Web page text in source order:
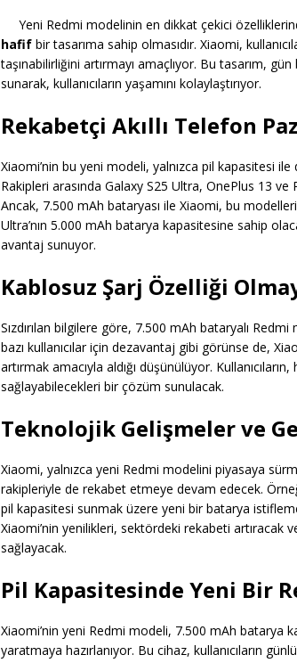
Yeni Redmi modelinin en dikkat çekici
hafif bir tasarıma sahip olmasıdır. Xiaomi,
taşınabilirliğini artırmayı amaçlıyor. Bu tasarım,
sunarak, kullanıcıların yaşamını kolaylaştırıyor.
Rekabetçi Akıllı Telefon
Xiaomi’nin bu yeni modeli, yalnızca pil kapasitesi
Rakipleri arasında Galaxy S25 Ultra, OnePlus 13
Ancak, 7.500 mAh bataryası ile Xiaomi, bu
Ultra’nın 5.000 mAh batarya kapasitesine sahip
avantaj sunuyor.
Kablosuz Şarj Özelliği
Sızdırılan bilgilere göre, 7.500 mAh bataryalı Redmi
bazı kullanıcılar için dezavantaj gibi görünse de,
artırmak amacıyla aldığı düşünülüyor.
sağlayabilecekleri bir çözüm sunulacak.
Teknolojik Gelişmeler ve
Xiaomi, yalnızca yeni Redmi modelini piyasaya
rakipleriyle de rekabet etmeye devam edecek.
pil kapasitesi sunmak üzere yeni bir batarya
Xiaomi’nin yenilikleri, sektördeki rekabeti artıracak
sağlayacak.
Pil Kapasitesinde Yeni Bir
Xiaomi’nin yeni Redmi modeli, 7.500 mAh batarya
yaratmaya hazırlanıyor. Bu cihaz, kullanıcıların